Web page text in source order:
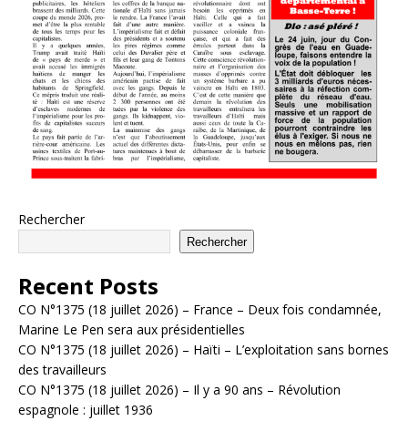
Rechercher
Rechercher
Recent Posts
CO N°1375 (18 juillet 2026) – France – Deux fois condamnée,
Marine Le Pen sera aux présidentielles
CO N°1375 (18 juillet 2026) – Haïti – L’exploitation sans bornes
des travailleurs
CO N°1375 (18 juillet 2026) – Il y a 90 ans – Révolution
espagnole : juillet 1936